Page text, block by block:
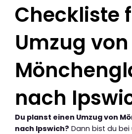
Checkliste
Umzug von
nach
Du planst einen Umzug von
nach Ipswich? Dann bist du bei